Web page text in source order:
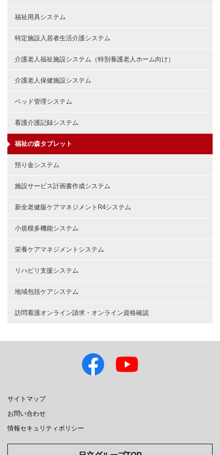
福祉用具システム
特定施設入居者生活介護システム
介護老人福祉施設システム（特別養護老人ホーム向け）
介護老人保健施設システム
ベッド管理システム
看護介護記録システム
福祉の森タブレット
預り金システム
施設サービス計画書作成システム
新全老健版ケアマネジメントR4システム
小規模多機能システム
栄養ケアマネジメントシステム
リハビリ支援システム
地域包括ケアシステム
訪問看護オンライン請求・オンライン資格確認
サイトマップ
お問い合わせ
情報セキュリティポリシー